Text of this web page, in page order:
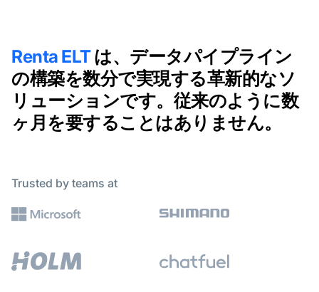
Renta ELTは、データパイプライン
の構築を数分で実現する革新的なソ
リューションです。従来のように数
ヶ月を要することはありません。
Trusted by teams at